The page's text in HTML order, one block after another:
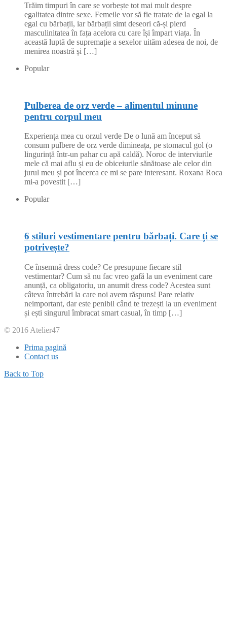
Trăim timpuri în care se vorbește tot mai mult despre
egalitatea dintre sexe. Femeile vor să fie tratate de la egal la
egal cu bărbații, iar bărbații simt deseori că-și pierd
masculinitatea în fața acelora cu care își împart viața. În
această luptă de supremație a sexelor uităm adesea de noi, de
menirea noastră și […]
Popular
Pulberea de orz verde – alimentul minune
pentru corpul meu
Experiența mea cu orzul verde De o lună am început să
consum pulbere de orz verde dimineața, pe stomacul gol (o
lingurință într-un pahar cu apă caldă). Noroc de interviurile
mele că mai aflu și eu de obiceiurile sănătoase ale celor din
jurul meu și pot încerca ce mi se pare interesant. Roxana Roca
mi-a povestit […]
Popular
6 stiluri vestimentare pentru bărbați. Care ți se
potrivește?
Ce însemnă dress code? Ce presupune fiecare stil
vestimentar? Cum să nu fac vreo gafă la un eveniment care
anunță, ca obligatoriu, un anumit dress code? Acestea sunt
câteva întrebări la care noi avem răspuns! Pare relativ
neimportant, dar este penibil când te trezești la un eveniment
și ești singurul îmbracat smart casual, în timp […]
© 2016 Atelier47
Prima pagină
Contact us
Back to Top